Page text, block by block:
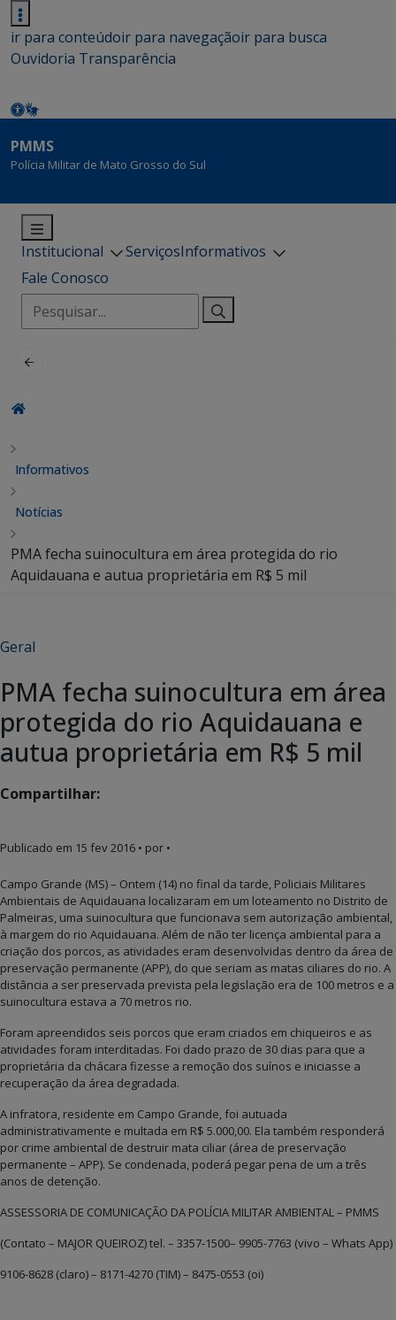
ir para conteúdoir para navegaçãoir para busca
Ouvidoria Transparência
PMMS
Polícia Militar de Mato Grosso do Sul
Institucional ServiçosInformativos
Fale Conosco
Pesquisar
por:
Informativos
Notícias
PMA fecha suinocultura em área protegida do rio
Aquidauana e autua proprietária em R$ 5 mil
Geral
PMA fecha suinocultura em área
protegida do rio Aquidauana e
autua proprietária em R$ 5 mil
Compartilhar:
Publicado em 15 fev 2016 • por •
Campo Grande (MS) – Ontem (14) no final da tarde, Policiais Militares
Ambientais de Aquidauana localizaram em um loteamento no Distrito de
Palmeiras, uma suinocultura que funcionava sem autorização ambiental,
à margem do rio Aquidauana. Além de não ter licença ambiental para a
criação dos porcos, as atividades eram desenvolvidas dentro da área de
preservação permanente (APP), do que seriam as matas ciliares do rio. A
distância a ser preservada prevista pela legislação era de 100 metros e a
suinocultura estava a 70 metros rio.
Foram apreendidos seis porcos que eram criados em chiqueiros e as
atividades foram interditadas. Foi dado prazo de 30 dias para que a
proprietária da chácara fizesse a remoção dos suínos e iniciasse a
recuperação da área degradada.
A infratora, residente em Campo Grande, foi autuada
administrativamente e multada em R$ 5.000,00. Ela também responderá
por crime ambiental de destruir mata ciliar (área de preservação
permanente – APP). Se condenada, poderá pegar pena de um a três
anos de detenção.
ASSESSORIA DE COMUNICAÇÃO DA POLÍCIA MILITAR AMBIENTAL – PMMS
(Contato – MAJOR QUEIROZ) tel. – 3357-1500– 9905-7763 (vivo – Whats App)
9106-8628 (claro) – 8171-4270 (TIM) – 8475-0553 (oi)